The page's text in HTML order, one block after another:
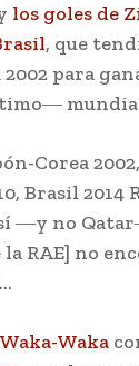
los goles de
, que
2002 para
Corea
Brasil 2014
―y no
RAE] no
Waka-Waka